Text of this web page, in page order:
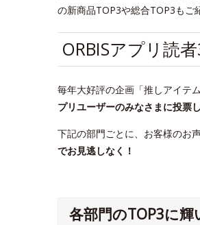
の新商品TOP3や総合TOP3もご
ORBISアプリ読
毎年大好評の企画「推しアイテ
プリユーザーのみなさまに投票
下記の部門ごとに、お客様のお
でお見逃しなく！
各部門のTOP3に輝